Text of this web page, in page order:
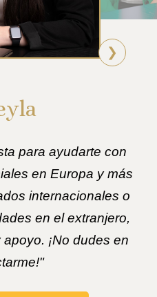
❯
para ayudarte con
en Europa y más
internacionales o
en el extranjero,
¡No dudes en